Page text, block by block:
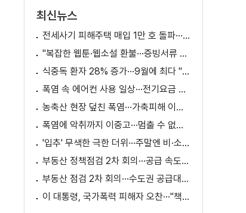
최신뉴스
전세사기 피해주택 매입 1만 호 돌파···피해 지원 속도
"복잡한 웹툰·웹소설 환불···증빙서류 요구까지"
식중독 환자 28% 증가···9월에 최다 "입추 방심 금물"
폭염 속 에어컨 사용 일상···전기요금 줄이려면?
농축산 현장 덮친 폭염···가축피해 이틀 새 28만 마리↑
폭염에 악취까지 이중고···멈출 수 없는 필수노동
'입추' 무색한 극한 더위···주말엔 비·소나기
부동산 정책점검 2차 회의···공급 속도전 본격화하나
부동산 점검 2차 회의···수도권 공급대책 논의
이 대통령, 국가폭력 피해자 오찬···"책임지고 치유"